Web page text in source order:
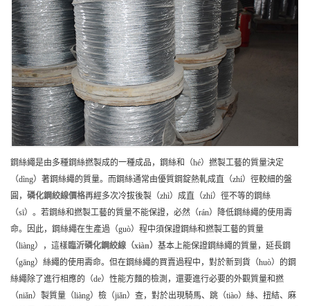
鋼絲繩是由多種鋼絲撚製成的一種成品，鋼絲和（hé）撚製工藝的質量決定
（dìng）著鋼絲繩的質量。而鋼絲通常由優質鋼錠熱軋成直（zhí）徑較細的盤
圓， 磷化鋼絞線價格再經多次冷拔後製（zhì）成直（zhí）徑不等的鋼絲
（sī）。若鋼絲和撚製工藝的質量不能保證，必然（rán）降低鋼絲繩的使用壽
命。因此，鋼絲繩在生產過（guò）程中須保證鋼絲和撚製工藝的質量
（liàng），這樣臨沂磷化鋼絞線（xiàn） 基本上能保證鋼絲繩的質量，延長鋼
（gāng）絲繩的使用壽命。但在鋼絲繩的買賣過程中，對於新到貨（huò）的鋼
絲繩除了進行相應的（de）性能方麵的檢測，還要進行必要的外觀質量和撚
（niǎn）製質量（liàng）檢（jiǎn）查，對於出現騎馬、跳（tiào）絲、扭結、麻